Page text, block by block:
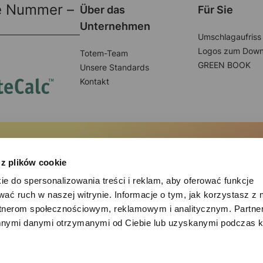
plików cookie
do spersonalizowania treści i reklam, aby oferować funkcje
ruch w naszej witrynie. Informacje o tym, jak korzystasz z
społecznościowym, reklamowym i analitycznym.
danymi otrzymanymi od Ciebie lub uzyskanymi podczas
– Über das
Unternehmen
Totem-Team
Unsere Standards
Kontakt
Für Sie
Logos zum
GREEN BOOK
keine Angebote, Tipps und Ereignisse